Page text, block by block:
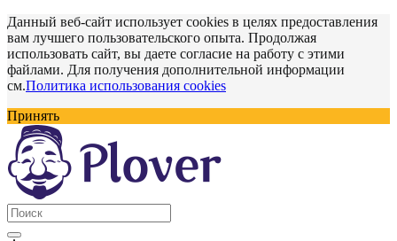
Данный веб-сайт использует cookies в целях предоставления
вам лучшего пользовательского опыта. Продолжая
использовать сайт, вы даете согласие на работу с этими
файлами. Для получения дополнительной информации
см.Политика использования cookies
Принять